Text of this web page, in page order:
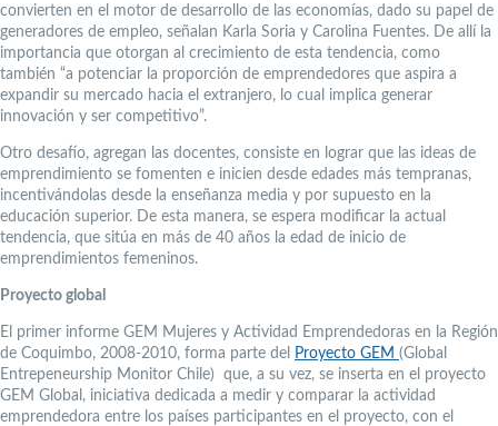
convierten en el motor de desarrollo de las economías, dado su papel de
generadores de empleo, señalan Karla Soria y Carolina Fuentes. De allí la
importancia que otorgan al crecimiento de esta tendencia, como
también “a potenciar la proporción de emprendedores que aspira a
expandir su mercado hacia el extranjero, lo cual implica generar
innovación y ser competitivo”.
Otro desafío, agregan las docentes, consiste en lograr que las ideas de
emprendimiento se fomenten e inicien desde edades más tempranas,
incentivándolas desde la enseñanza media y por supuesto en la
educación superior. De esta manera, se espera modificar la actual
tendencia, que sitúa en más de 40 años la edad de inicio de
emprendimientos femeninos.
Proyecto global
El primer informe GEM Mujeres y Actividad Emprendedoras en la Región
de Coquimbo, 2008-2010, forma parte del
Proyecto GEM (Global
Entrepeneurship Monitor Chile) que, a su vez, se inserta en el proyecto
GEM Global, iniciativa dedicada a medir y comparar la actividad
emprendedora entre los países participantes en el proyecto, con el